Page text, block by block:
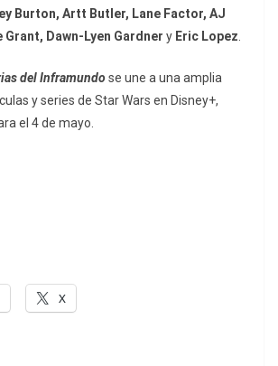
Burton, Artt Butler, Lane Factor, AJ
Grant, Dawn-Lyen Gardner y Eric Lopez
del Inframundose une a una amplia
y series de Star Wars en Disney+,
el 4 de mayo.
X